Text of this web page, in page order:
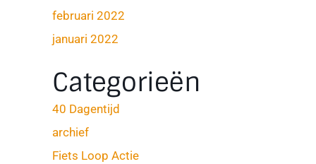
februari 2022
januari 2022
Categorieën
40 Dagentijd
archief
Fiets Loop Actie